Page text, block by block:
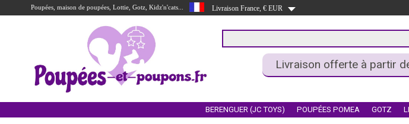
Poupées, maison de poupées, Lottie, Gotz, Kidz'n'cats... Livraison France, € EUR
Livraison offerte à partir
BERENGUER (JC TOYS) POUPÉES POMEA GOTZ